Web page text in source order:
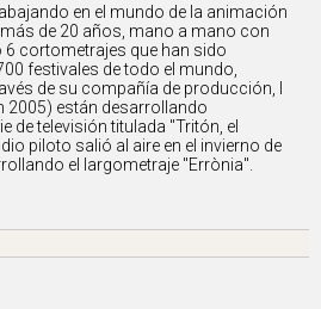
en el mundo de la animación
de 20 años, mano a mano con
6 cortometrajes que han sido
festivales de todo el mundo,
de su compañía de producción, I
2005) están desarrollando
de televisión titulada "Tritón, el
piloto salió al aire en el invierno de
el largometraje "Errònia".